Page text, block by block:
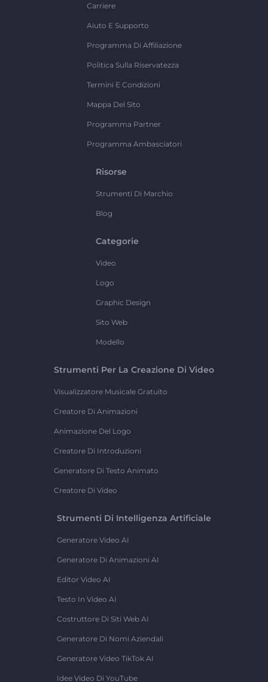
Carriere
Aiuto E Supporto
Programma Di Affiliazione
Politica Sulla Riservatezza
Termini E Condizioni
Mappa Del Sito
Programma Partner
Programma Ambasciatori
Risorse
Strumenti Di Marchio
Blog
Categorie
Video
Logo
Graphic Design
Sito Web
Modello
Strumenti Per La Creazione Di Video
Visualizzatore Musicale Gratuito
Creatore Di Animazioni
Animazione Del Logo
Creatore Di Introduzioni
Generatore Di Testo Animato
Creatore Di Video
Strumenti Di Intelligenza Artificiale
Generatore Video AI
Generatore Di Animazioni AI
Editor Video AI
Testo In Video AI
Costruttore Di Siti Web AI
Generatore Di Nomi Aziendali
Generatore Video TikTok AI
Idee Video Di YouTube